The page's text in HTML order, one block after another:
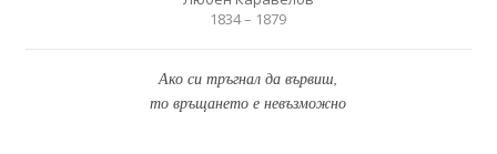
1834 – 1879
Ако си тръгнал да вървиш,
то връщането е невъзможно